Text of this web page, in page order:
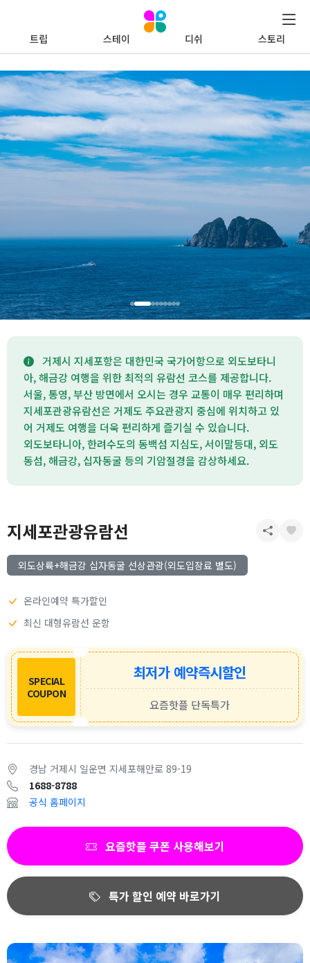
트립 스테이 디쉬 스토리
거제시 지세포항은 대한민국 국가어항으로 외도보타니
아, 해금강 여행을 위한 최적의 유람선 코스를 제공합니다.
서울, 통영, 부산 방면에서 오시는 경우 교통이 매우 편리하며
지세포관광유람선은 거제도 주요관광지 중심에 위치하고 있
어 거제도 여행을 더욱 편리하게 즐기실 수 있습니다.
외도보타니아, 한려수도의 동백섬 지심도, 서이말등대, 외도
동섬, 해금강, 십자동굴 등의 기암절경을 감상하세요.
지세포관광유람선
외도상륙+해금강 십자동굴 선상관광(외도입장료 별도)
온라인예약 특가할인
최신 대형유람선 운항
SPECIAL
COUPON
최저가 예약즉시할인
요즘핫플 단독특가
경남 거제시 일운면 지세포해안로 89-19
1688-8788
공식 홈페이지
요즘핫플 쿠폰 사용해보기
특가 할인 예약 바로가기